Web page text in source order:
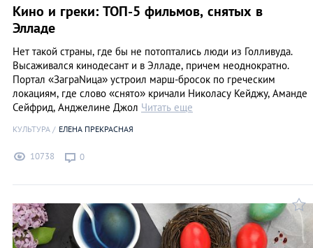
Кино и греки: ТОП-5 фильмов, снятых в
Элладе
Нет такой страны, где бы не потоптались люди из Голливуда.
Высаживался кинодесант и в Элладе, причем неоднократно.
Портал «ЗаграNица» устроил марш-бросок по греческим
локациям, где слово «снято» кричали Николасу Кейджу, Аманде
Сейфрид, Анджелине Джол Читать еще
КУЛЬТУРА ЕЛЕНА ПРЕКРАСНАЯ
10738 0